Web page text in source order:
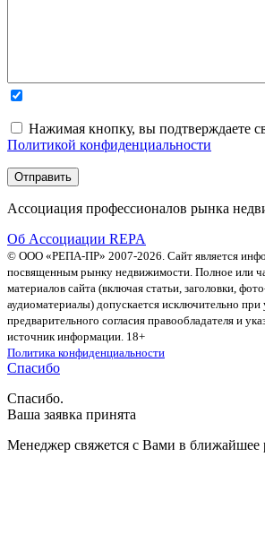
Нажимая кнопку, вы подтверждаете
Политикой конфиденциальности
Ассоциация профессионалов рынка
Об Ассоциации REPA
© ООО «РЕПА-ПР» 2007-2026. Сайт является
посвященным рынку недвижимости. Полное или
материалов сайта (включая статьи, заголовки,
аудиоматериалы) допускается исключительно при
предварительного согласия правообладателя и
источник информации. 18+
Политика конфиденциальности
Спасибо
Спасибо.
Ваша заявка принята
Менеджер свяжется с Вами в ближайшее